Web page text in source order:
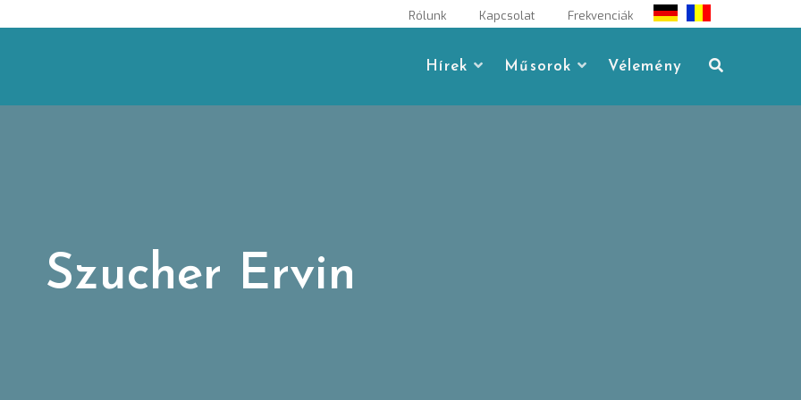
Rólunk Kapcsolat Frekvenciák
Hírek Műsorok Vélemény
Szucher Ervin